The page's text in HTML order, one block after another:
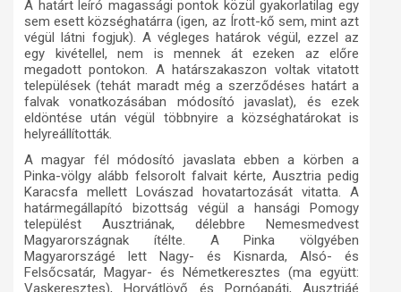
A határt leíró magassági pontok közül gyakorlatilag egy
sem esett községhatárra (igen, az Írott-kő sem, mint azt
végül látni fogjuk). A végleges határok végül, ezzel az
egy kivétellel, nem is mennek át ezeken az előre
megadott pontokon. A határszakaszon voltak vitatott
települések (tehát maradt még a szerződéses határt a
falvak vonatkozásában módosító javaslat), és ezek
eldöntése után végül többnyire a községhatárokat is
helyreállították.
A magyar fél módosító javaslata ebben a körben a
Pinka-völgy alább felsorolt falvait kérte, Ausztria pedig
Karacsfa mellett Lovászad hovatartozását vitatta. A
határmegállapító bizottság végül a hansági Pomogy
települést Ausztriának, délebbre Nemesmedvest
Magyarországnak ítélte. A Pinka völgyében
Magyarországé lett Nagy- és Kisnarda, Alsó- és
Felsőcsatár, Magyar- és Németkeresztes (ma együtt:
Vaskeresztes), Horvátlövő és Pornóapáti, Ausztriáé